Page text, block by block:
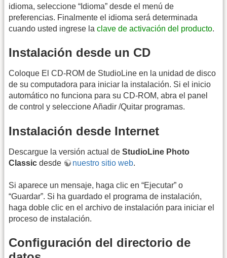
idioma, seleccione “Idioma” desde el menú de
preferencias. Finalmente el idioma será determinada
cuando usted ingrese la clave de activación del producto.
Instalación desde un CD
Coloque El CD-ROM de StudioLine en la unidad de disco
de su computadora para iniciar la instalación. Si el inicio
automático no funciona para su CD-ROM, abra el panel
de control y seleccione Añadir /Quitar programas.
Instalación desde Internet
Descargue la versión actual de StudioLine Photo
Classic desde nuestro sitio web.
Si aparece un mensaje, haga clic en “Ejecutar” o
“Guardar”. Si ha guardado el programa de instalación,
haga doble clic en el archivo de instalación para iniciar el
proceso de instalación.
Configuración del directorio de